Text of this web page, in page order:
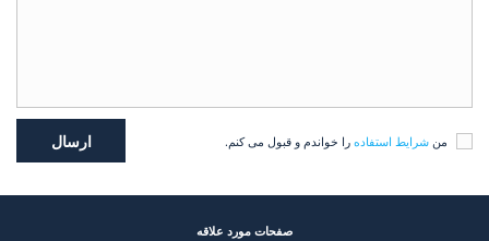
من شرایط استفاده را خواندم و قبول می کنم.
صفحات مورد علاقه